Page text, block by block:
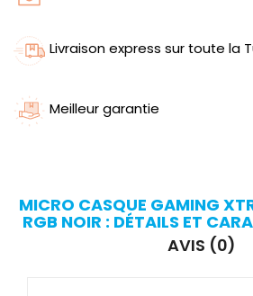
Livraison express sur toute la
Meilleur garantie
MICRO CASQUE GAMING
RGB NOIR : DÉTAILS ET
AVIS (0)